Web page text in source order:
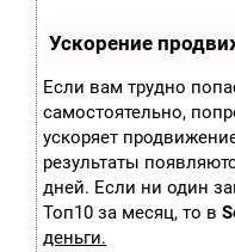
Ускорение
Если вам трудно
самостоятельно,
ускоряет
результаты
дней. Если ни один
Топ10 за месяц, то в
деньги.